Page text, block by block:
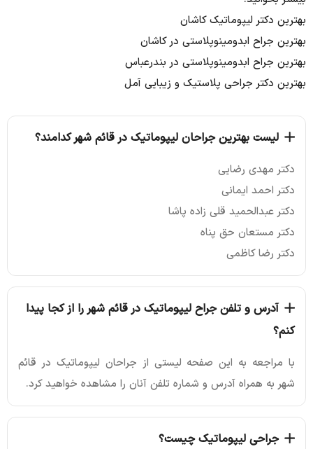
بهترین دکتر لیپوماتیک کاشان
بهترین جراح ابدومینوپلاستی در کاشان
بهترین جراح ابدومینوپلاستی در بندرعباس
بهترین دکتر جراحی پلاستیک و زیبایی آمل
لیست بهترین جراحان لیپوماتیک در قائم شهر کدامند؟
دکتر مهدی رضایی
دکتر احمد ایمانی
دکتر عبدالحمید قلی زاده پاشا
دکتر مستعان حق پناه
دکتر رضا کاظمی
آدرس و تلفن جراح لیپوماتیک در قائم شهر را از کجا پیدا
کنم؟
با مراجعه به این صفحه لیستی از جراحان لیپوماتیک در قائم
شهر به همراه آدرس و شماره تلفن آنان را مشاهده خواهید کرد.
جراحی لیپوماتیک چیست؟